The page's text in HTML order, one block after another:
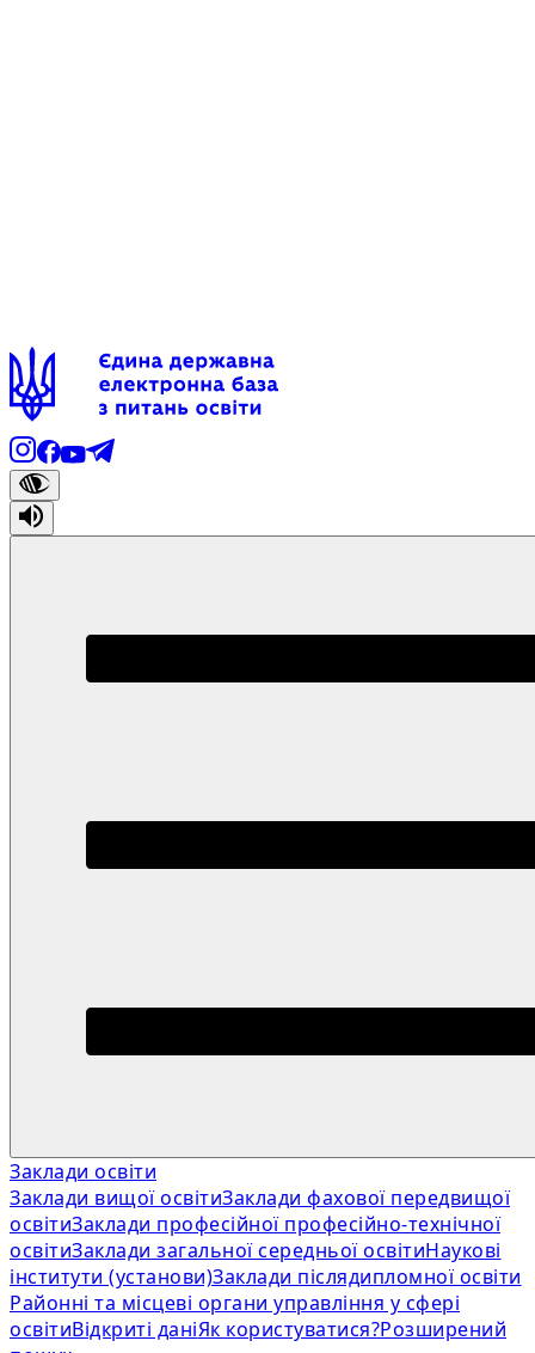
Заклади освіти
Заклади вищої освітиЗаклади фахової передвищої
освітиЗаклади професійної професійно-технічної
освітиЗаклади загальної середньої освітиНаукові
інститути (установи)Заклади післядипломної освіти
Районні та місцеві органи управління у сфері
освітиВідкриті даніЯк користуватися?Розширений